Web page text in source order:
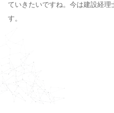
ていきたいですね。今は建設経
す。